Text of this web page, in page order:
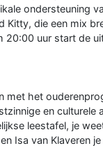
ondersteuning
Kitty, die een mix
20:00 uur start de
het
en culturele
leestafel, je
Isa van Klaveren